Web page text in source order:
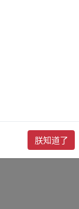
在回帖玩家中抽取1
朕知道了